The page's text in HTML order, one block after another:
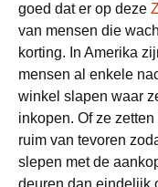
goed dat er op deze
van mensen die
korting. In Amerika
mensen al enkele
winkel slapen waar
inkopen. Of ze
ruim van tevoren
slepen met de
deuren dan eindelijk